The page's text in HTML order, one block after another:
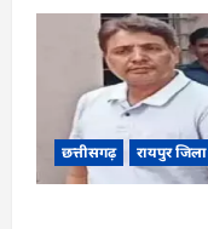
CG
:
रेलवे
पार्सल
गोदाम
से
5
क्विंटल
पनीर
जब्त
…
छत्तीसगढ़ रायपुर जिला